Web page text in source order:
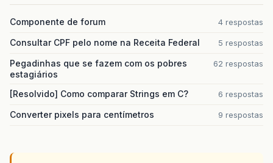
Componente de forum 4 respostas
Consultar CPF pelo nome na Receita Federal 5 respostas
Pegadinhas que se fazem com os pobres
estagiários
62 respostas
[Resolvido] Como comparar Strings em C? 6 respostas
Converter pixels para centímetros 9 respostas